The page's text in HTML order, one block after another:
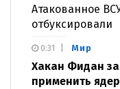
Атакованное
отбуксировали
Мир
Хакан Фидан
применить
0:31